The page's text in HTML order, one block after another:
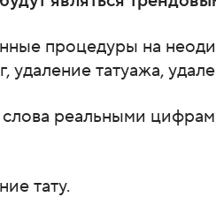
процедуры на
удаление татуажа,
реальными
тату.